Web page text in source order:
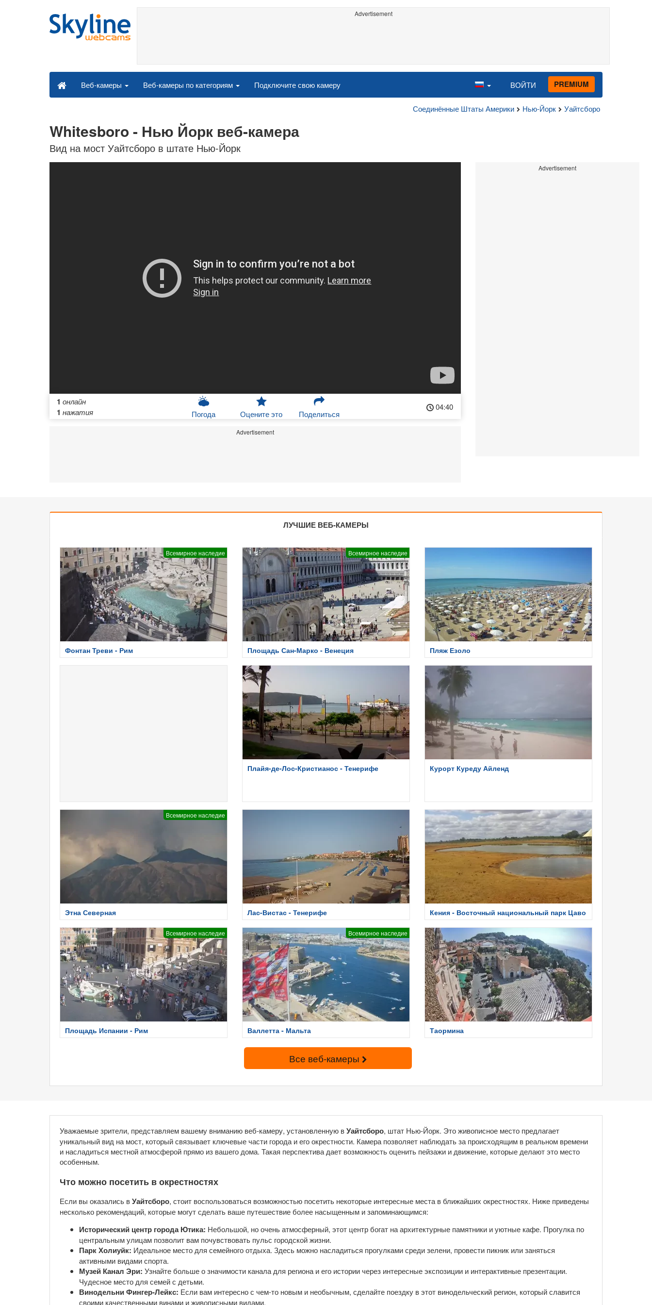
Advertisement
Веб-камеры Веб-камеры по категориям Подключите свою камеру ВОЙТИ PREMIUM
Соединённые Штаты Америки Нью-Йорк Уайтсборо
Whitesboro - Нью Йорк веб-камера
Вид на мост Уайтсборо в штате Нью-Йорк
1 онлайн
1 нажатия Погода Оцените это Поделиться
04:40
Advertisement
Advertisement
ЛУЧШИЕ ВЕБ-КАМЕРЫ
Всемирное наследие
Фонтан Треви - Рим
Всемирное наследие
Площадь Сан-Марко - Венеция Пляж Езоло
Плайя-де-Лос-Кристианос - Тенерифе Курорт Куреду Айленд
Всемирное наследие
Этна Северная Лас-Вистас - Тенерифе Кения - Восточный национальный парк Цаво
Всемирное наследие
Площадь Испании - Рим
Всемирное наследие
Валлетта - Мальта Таормина
Все веб-камеры
Уважаемые зрители, представляем вашему вниманию веб-камеру, установленную вУайтсборо, штат Нью-Йорк. Это живописное место предлагает
уникальный вид на мост, который связывает ключевые части города и его окрестности. Камера позволяет наблюдать за происходящим в реальном времени
и насладиться местной атмосферой прямо из вашего дома. Такая перспектива дает возможность оценить пейзажи и движение, которые делают это место
особенным.
Что можно посетить в окрестностях
Если вы оказались вУайтсборо, стоит воспользоваться возможностью посетить некоторые интересные места в ближайших окрестностях. Ниже приведены
несколько рекомендаций, которые могут сделать ваше путешествие более насыщенным и запоминающимся:
Исторический центр города Ютика: Небольшой, но очень атмосферный, этот центр богат на архитектурные памятники и уютные кафе. Прогулка по
центральным улицам позволит вам почувствовать пульс городской жизни.
Парк Холиуйк: Идеальное место для семейного отдыха. Здесь можно насладиться прогулками среди зелени, провести пикник или заняться
активными видами спорта.
Музей Канал Эри: Узнайте больше о значимости канала для региона и его истории через интересные экспозиции и интерактивные презентации.
Чудесное место для семей с детьми.
Винодельни Фингер-Лейкс: Если вам интересно с чем-то новым и необычным, сделайте поездку в этот винодельческий регион, который славится
своими качественными винами и живописными видами.